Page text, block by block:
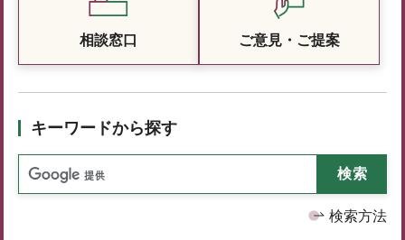
相談窓口 ご意見・ご提案
キーワードから探す
検索方法